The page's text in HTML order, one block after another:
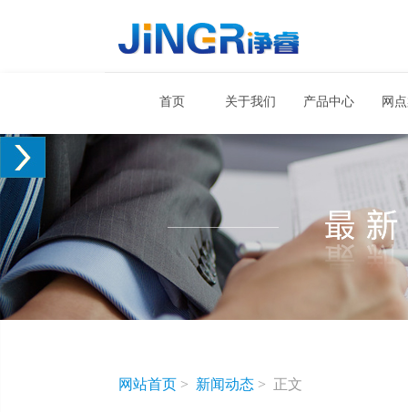
首页 关于我们 产品中心 网
网站首页 > 新闻动态 > 正文